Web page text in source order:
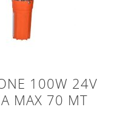
100W 24V
MAX 70 MT